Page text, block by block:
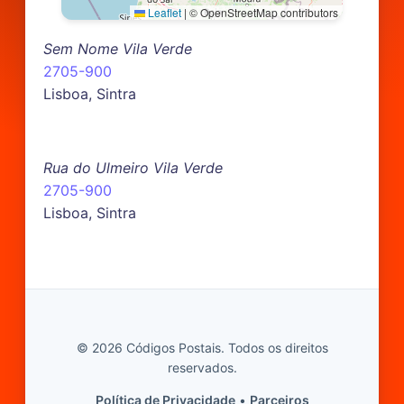
Leaflet | © OpenStreetMap contributors
Sem Nome Vila Verde
2705-900
Lisboa, Sintra
Rua do Ulmeiro Vila Verde
2705-900
Lisboa, Sintra
© 2026 Códigos Postais. Todos os direitos
reservados.
Política de Privacidade• Parceiros